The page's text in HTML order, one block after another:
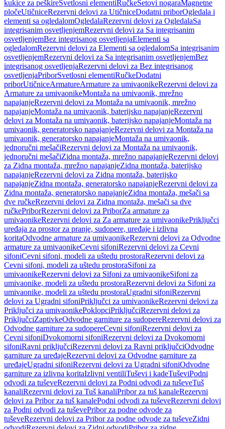
kukice za peškireSvetlosni elementiRučkeSetovi nogaraMagnetne
pločeUtičniceRezervni delovi za UtičniceDodatni priborOgledala i
elementi sa ogledalomOgledalaRezervni delovi za OgledalaSa
integrisanim osvetljenjemRezervni delovi za Sa integrisanim
osvetljenjemBez integrisanog osvetljenjaElementi sa
ogledalomRezervni delovi za Elementi sa ogledalomSa integrisanim
osvetljenjemRezervni delovi za Sa integrisanim osvetljenjemBez
integrisanog osvetljenjaRezervni delovi za Bez integrisanog
osvetljenjaPriborSvetlosni elementiRučkeDodatni
priborUtičniceArmatureArmature za umivaonikeRezervni delovi za
Armature za umivaonikeMontaža na umivaonik, mrežno
napajanjeRezervni delovi za Montaža na umivaonik, mrežno
napajanjeMontaža na umivaonik, baterijsko napajanjeRezervni
delovi za Montaža na umivaonik, baterijsko napajanjeMontaža na
umivaonik, generatorsko napajanjeRezervni delovi za Montaža na
umivaonik, generatorsko napajanjeMontaža na umivaonik,
jednoručni mešačiRezervni delovi za Montaža na umivaonik,
jednoručni mešačiZidna montaža, mrežno napajanjeRezervni delovi
za Zidna montaža, mrežno napajanjeZidna montaža, baterijsko
napajanjeRezervni delovi za Zidna montaža, baterijsko
napajanjeZidna montaža, generatorsko napajanjeRezervni delovi za
Zidna montaža, generatorsko napajanjeZidna montaža, mešači sa
dve ručkeRezervni delovi za Zidna montaža, mešači sa dve
ručkePriborRezervni delovi za PriborZa armature za
umivaonikeRezervni delovi za Za armature za umivaonikePriključci
uređaja za prostor za pranje, sudopere, uređaje i izlivna
koritaOdvodne armature za umivaonikeRezervni delovi za Odvodne
armature za umivaonikeCevni sifoniRezervni delovi za Cevni
sifoniCevni sifoni, modeli za uštedu prostoraRezervni delovi za
Cevni sifoni, modeli za uštedu prostoraSifoni za
umivaonikeRezervni delovi za Sifoni za umivaonikeSifoni za
umivaonike, modeli za uštedu prostoraRezervni delovi za Sifoni za
umivaonike, modeli za uštedu prostoraUgradni sifoniRezervni
delovi za Ugradni sifoniPriključci za umivaonikeRezervni delovi za
Priključci za umivaonikePoklopciPriključciRezervni delovi za
PriključciZaptivkeOdvodne garniture za sudopereRezervni delovi za
Odvodne garniture za sudopereCevni sifoniRezervni delovi za
Cevni sifoniDvokomorni sifoniRezervni delovi za Dvokomorni
sifoniRavni priključciRezervni delovi za Ravni priključciOdvodne
garniture za uređajeRezervni delovi za Odvodne garniture za
uređajeUgradni sifoniRezervni delovi za Ugradni sifoniOdvodne
garniture za izlivna koritaIzlivni ventiliTuševi i kadeTuševiPodni
odvodi za tuševeRezervni delovi za Podni odvodi za tuševeTuš
kanaliRezervni delovi za Tuš kanaliPribor za tuš kanaleRezervni
delovi za Pribor za tuš kanalePodni odvodi za tuševeRezervni delovi
za Podni odvodi za tuševePribor za podne odvode za
tuševeRezervni delovi za Pribor za podne odvode za tuševeZidni